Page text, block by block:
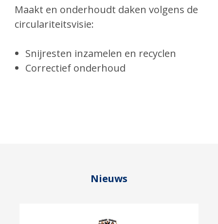
Maakt en onderhoudt daken volgens de
circulariteitsvisie:
Snijresten inzamelen en recyclen
Correctief onderhoud
Nieuws